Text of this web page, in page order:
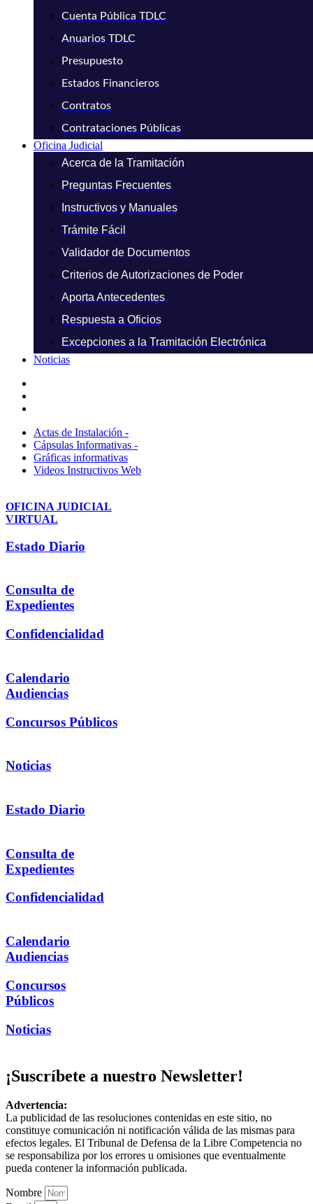
Cuenta Pública TDLC
Anuarios TDLC
Presupuesto
Estados Financieros
Contratos
Contrataciones Públicas
Oficina Judicial
Acerca de la Tramitación
Preguntas Frecuentes
Instructivos y Manuales
Trámite Fácil
Validador de Documentos
Criterios de Autorizaciones de Poder
Aporta Antecedentes
Respuesta a Oficios
Excepciones a la Tramitación Electrónica
Noticias
Actas de Instalación -
Cápsulas Informativas -
Gráficas informativas
Videos Instructivos Web
OFICINA JUDICIAL
VIRTUAL
Estado Diario
Consulta de
Expedientes
Confidencialidad
Calendario
Audiencias
Concursos Públicos
Noticias
Estado Diario
Consulta de
Expedientes
Confidencialidad
Calendario
Audiencias
Concursos
Públicos
Noticias
¡Suscríbete a nuestro Newsletter!
Advertencia:
La publicidad de las resoluciones contenidas en este sitio, no
constituye comunicación ni notificación válida de las mismas para
efectos legales. El Tribunal de Defensa de la Libre Competencia no
se responsabiliza por los errores u omisiones que eventualmente
pueda contener la información publicada.
Nombre